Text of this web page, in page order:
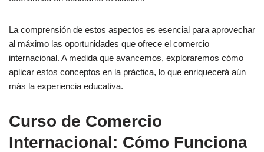
La comprensión de estos aspectos es esencial para aprovechar
al máximo las oportunidades que ofrece el comercio
internacional. A medida que avancemos, exploraremos cómo
aplicar estos conceptos en la práctica, lo que enriquecerá aún
más la experiencia educativa.
Curso de Comercio
Internacional: Cómo Funciona